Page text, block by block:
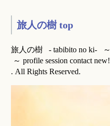
旅人の樹 top
旅人の樹 - tabibito no ki- ～
～ profile session contact
. All Rights Reserved.